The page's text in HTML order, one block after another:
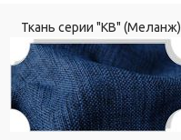
Ткань серии "КВ" (Меланж)